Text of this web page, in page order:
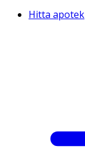
Hitta apotek